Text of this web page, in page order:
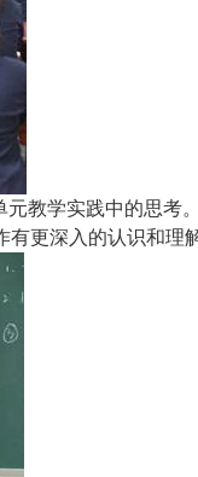
教学实践中的思考
更深入的认识和理解